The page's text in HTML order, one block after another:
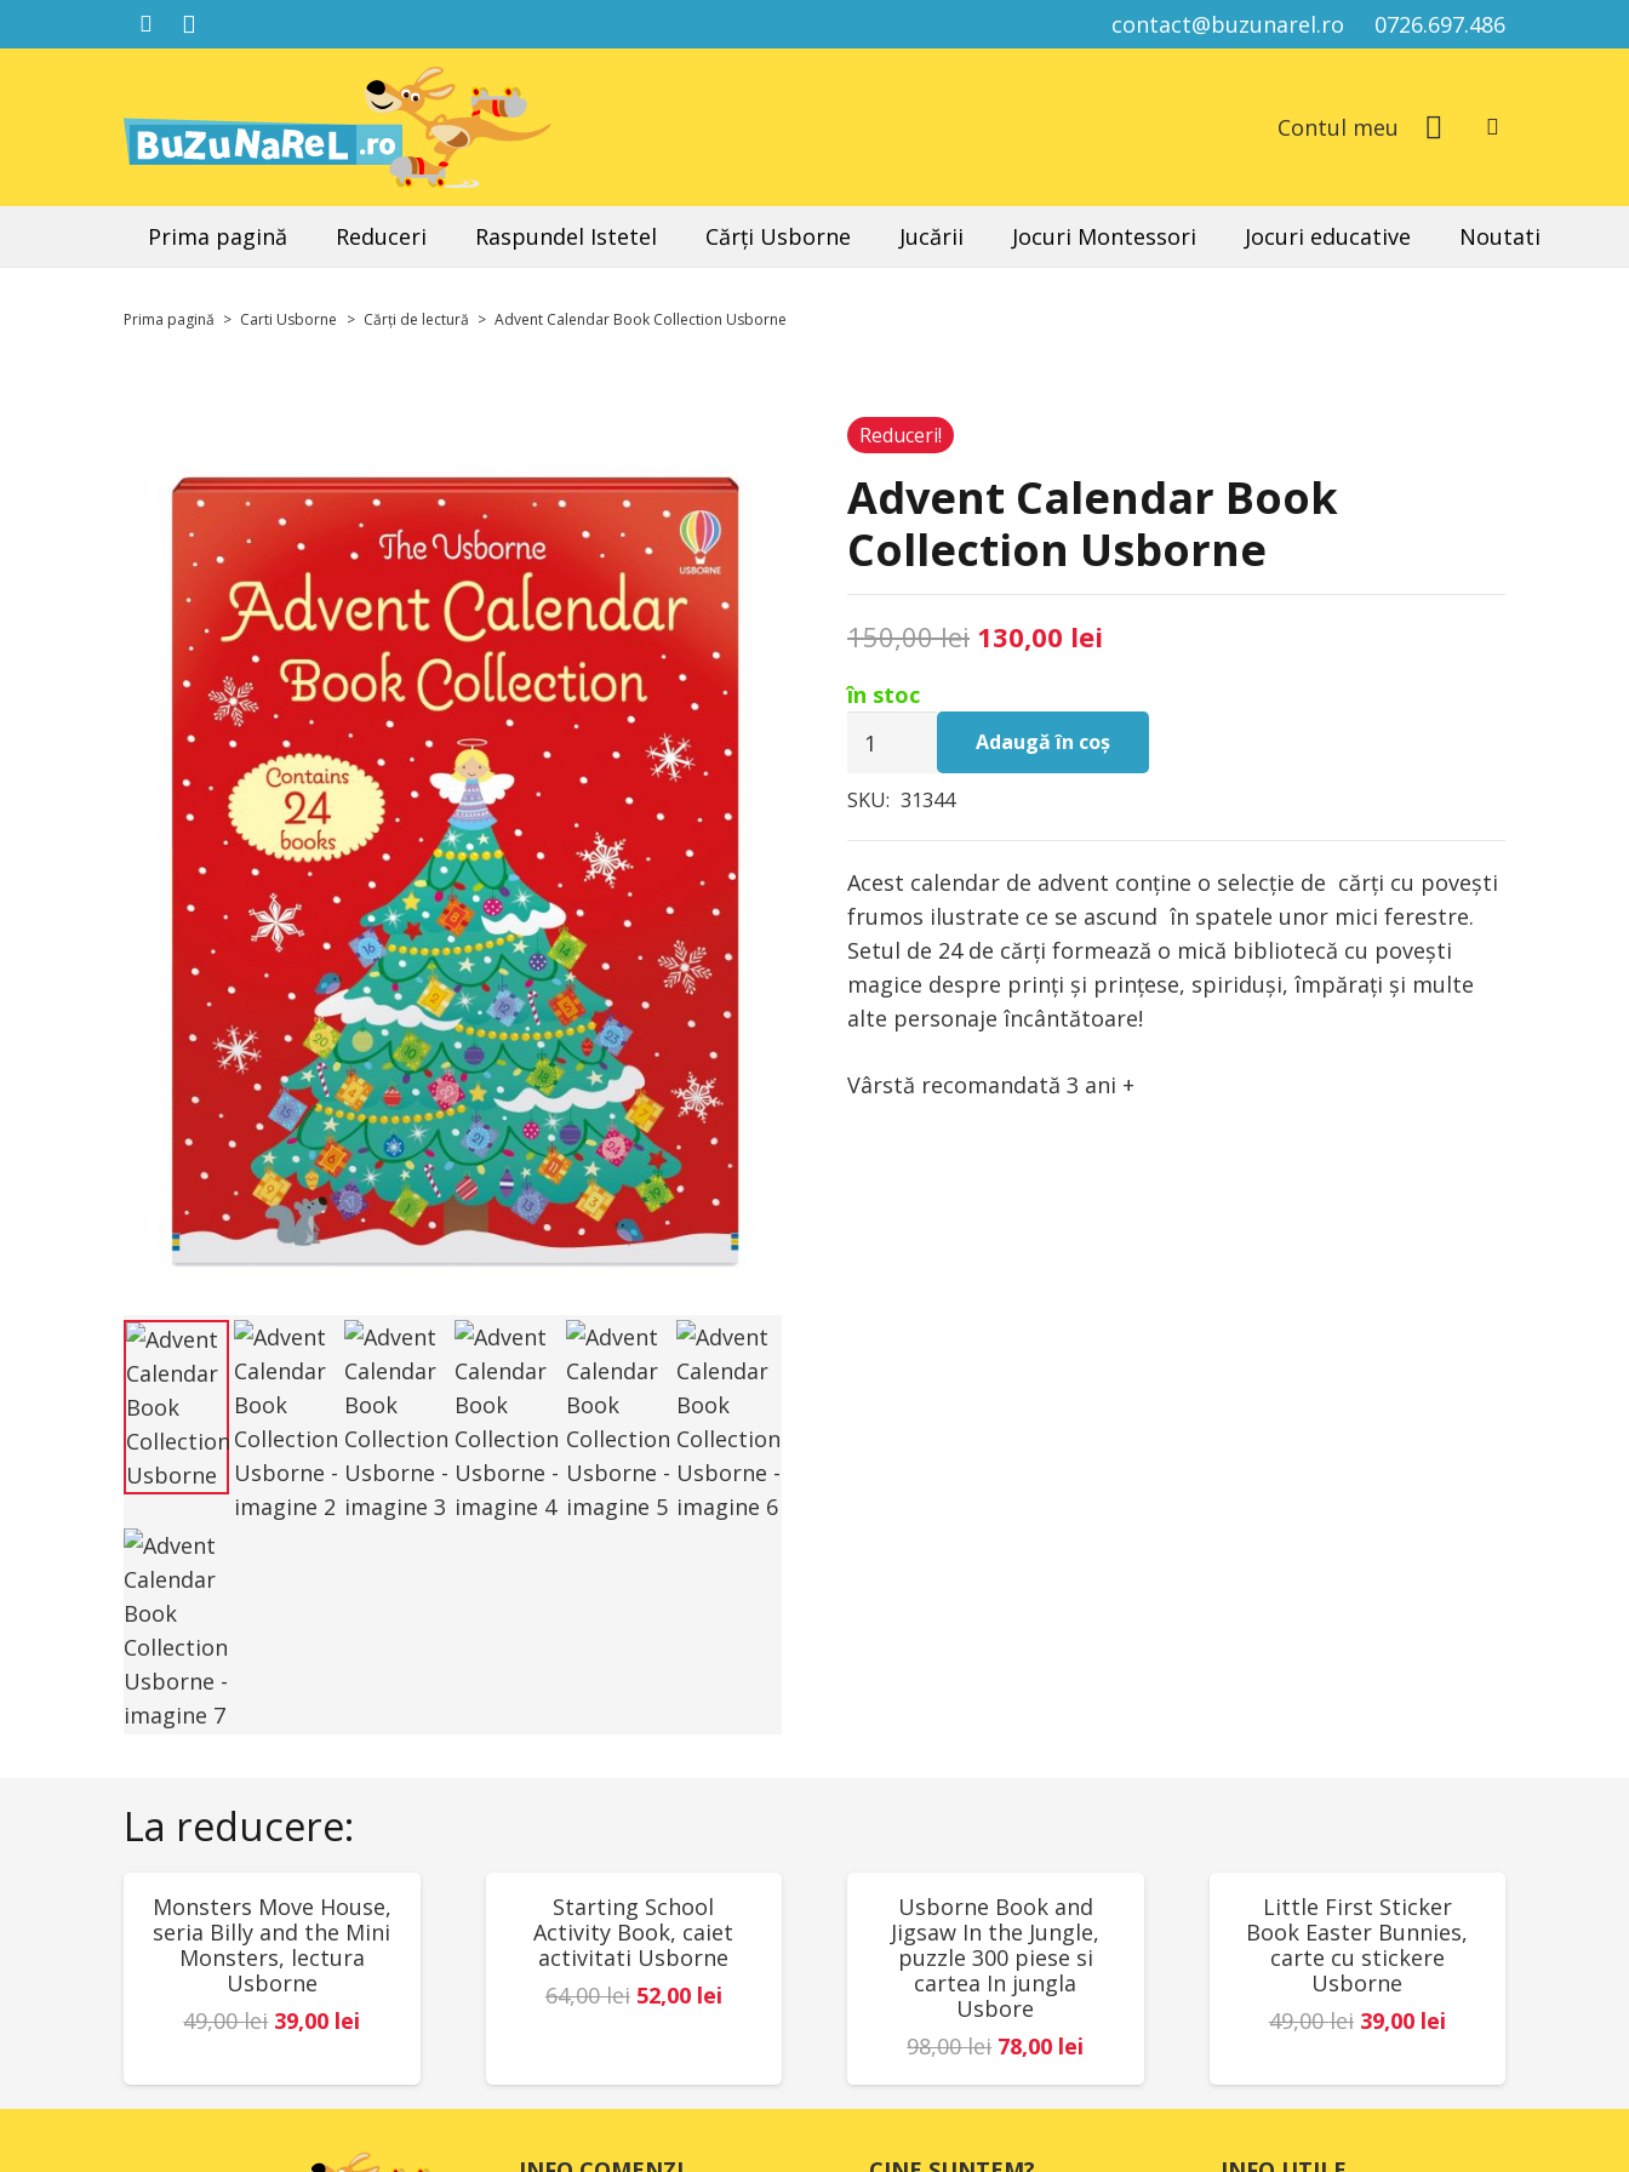
contact@buzunarel.ro 0726.697.486
Contul meu
Prima pagină Reduceri Raspundel Istetel Cărți Usborne Jucării Jocuri Montessori Jocuri educative Noutati
Prima pagină > Carti Usborne > Cărți de lectură > Advent Calendar Book Collection Usborne
Reduceri!
Advent Calendar Book
Collection Usborne
150,00lei Prețul
a
fost:
150,00 lei.
130,00 lei
este:
130,00 lei.
în stoc
Advent
Calendar
Usborne
Adaugă în coș
SKU: 31344
Acest calendar de advent conține o selecție de cărți cu povești
frumos ilustrate ce se ascund în spatele unor mici ferestre.
Setul de 24 de cărți formează o mică bibliotecă cu povești
magice despre prinți și prințese, spiriduși, împărați și multe
alte personaje încântătoare!
Vârstă recomandată 3 ani +
La reducere:
REDUCERI!
Monsters Move House,
seria Billy and the Mini
Monsters, lectura
Usborne
49,00lei Prețul
a
49,00 lei.
39,00 lei
este:
REDUCERI!
Starting School
Activity Book, caiet
activitati Usborne
64,00lei Prețul
fost:
52,00 leiPrețul
52,00 lei.
REDUCERI!
Usborne Book and
Jigsaw In the Jungle,
puzzle 300 piese si
cartea In jungla
Usbore
98,00lei Prețul
inițial
a
78,00 lei
curent
este:
REDUCERI!
Little First Sticker
Book Easter Bunnies,
carte cu stickere
Usborne
49,00lei Prețul
a
39,00 leiPrețul
este: